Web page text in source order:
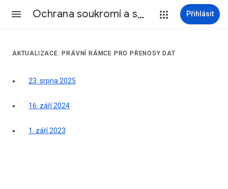
Ochrana soukromí a smluvní podmínky Přihlásit
AKTUALIZACE: PRÁVNÍ RÁMCE PRO PŘENOSY DAT
23. srpna 2025
16. září 2024
1. září 2023